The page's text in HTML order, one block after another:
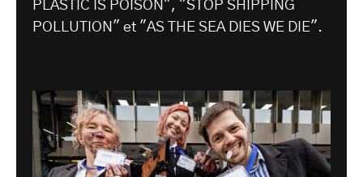
PLASTIC IS POISON", "STOP SHIPPING
POLLUTION" et "AS THE SEA DIES WE DIE".